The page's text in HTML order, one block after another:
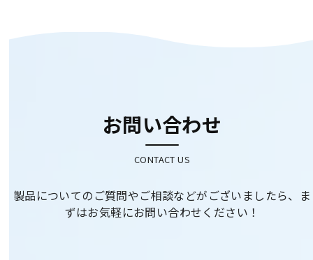
お問い合わせ
CONTACT US
製品についてのご質問やご相談などがございましたら、ま
ずはお気軽にお問い合わせください！